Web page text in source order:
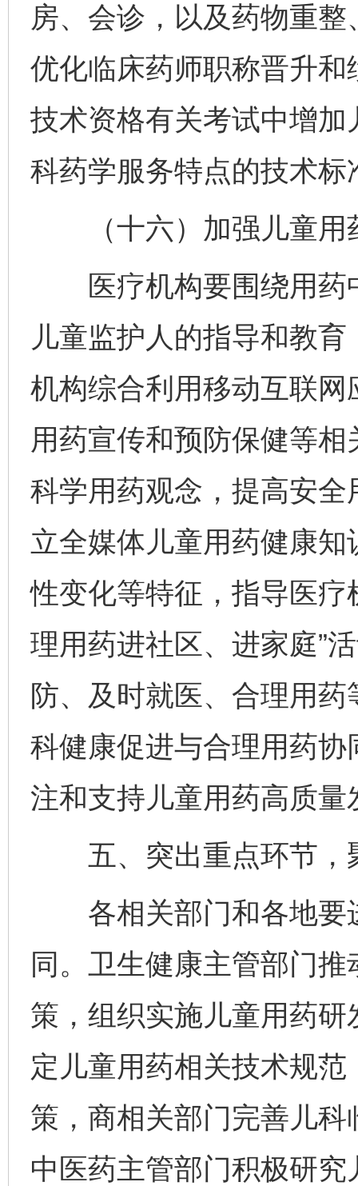
房、会诊，以及药物重
优化临床药师职称晋升
技术资格有关考试中增
科药学服务特点的技术标
（十六）加强儿童用
医疗机构要围绕用药
儿童监护人的指导和教
机构综合利用移动互联
用药宣传和预防保健等
科学用药观念，提高安
立全媒体儿童用药健康
性变化等特征，指导医疗
理用药进社区、进家庭”
防、及时就医、合理用
科健康促进与合理用药
注和支持儿童用药高质量
五、突出重点环节，
各相关部门和各地要
同。卫生健康主管部门
策，组织实施儿童用药
定儿童用药相关技术规
策，商相关部门完善儿
中医药主管部门积极研